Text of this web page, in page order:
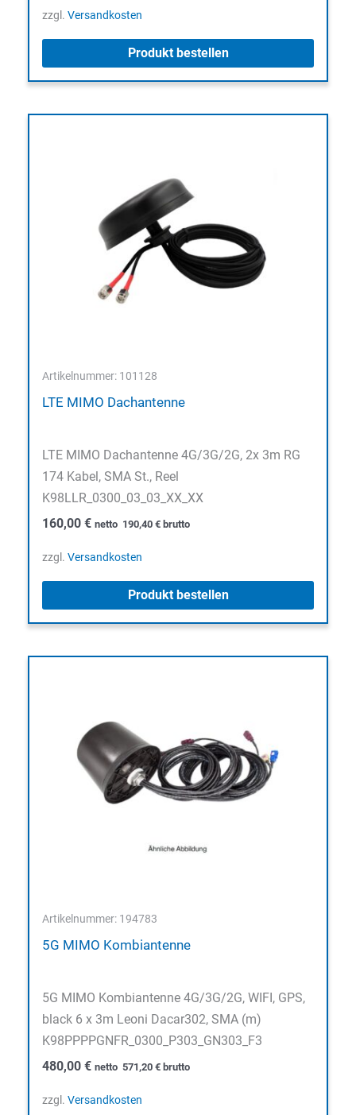
zzgl. Versandkosten
Produkt bestellen
Artikelnummer: 101128
LTE MIMO Dachantenne
LTE MIMO Dachantenne 4G/3G/2G, 2x 3m RG
174 Kabel, SMA St., Reel
K98LLR_0300_03_03_XX_XX
160,00 € netto 190,40 € brutto
zzgl. Versandkosten
Produkt bestellen
Artikelnummer: 194783
5G MIMO Kombiantenne
5G MIMO Kombiantenne 4G/3G/2G, WIFI, GPS,
black 6 x 3m Leoni Dacar302, SMA (m)
K98PPPPGNFR_0300_P303_GN303_F3
480,00 € netto 571,20 € brutto
zzgl. Versandkosten